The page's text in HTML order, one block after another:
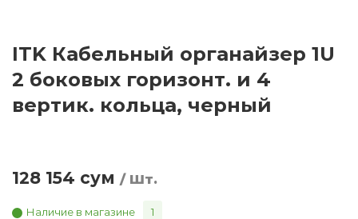
ITK Кабельный органайзер 1U
2 боковых горизонт. и 4
вертик. кольца, черный
128 154 сум / Шт.
Наличие в магазине 1